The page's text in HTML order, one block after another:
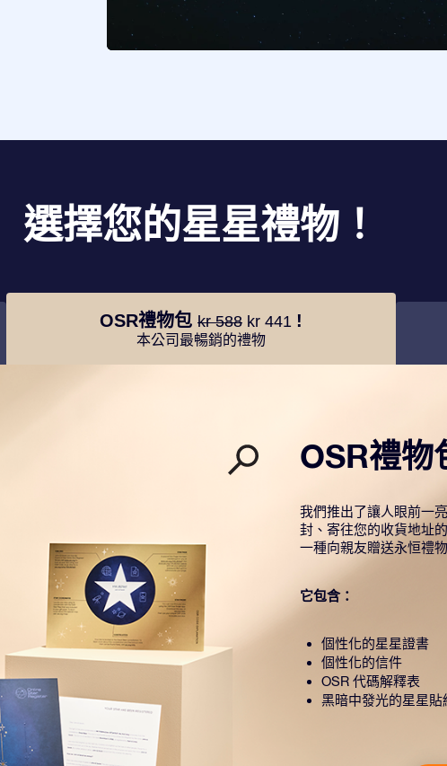
選擇您的星星禮物！
OSR禮物包 kr 588 kr 441 !
本公司最暢銷的禮物
OSR禮物
我們推出了讓人眼前一
封、寄往您的收貨地址
一種向親友贈送永恒禮
它包含：
個性化的星星證書
個性化的信件
OSR 代碼解釋表
黑暗中發光的星星貼